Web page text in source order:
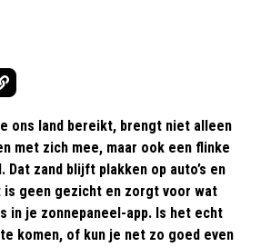
ons land bereikt, brengt niet alleen
met zich mee, maar ook een flinke
Dat zand blijft plakken op auto’s en
is geen gezicht en zorgt voor wat
in je zonnepaneel-app. Is het echt
komen, of kun je net zo goed even